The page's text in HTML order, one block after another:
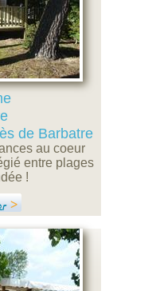
de Barbatre
au coeur
entre plages
!